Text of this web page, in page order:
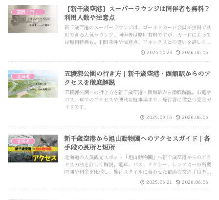
【新千歳空港】スーパーラウンジは同伴者も無料？
利用人数や注意点
新千歳空港のスーパーラウンジは、ゴールドカード会員が無料で利
用できる人気ラウンジ。同伴者は原則有料ですが、カードによって
は無料特典も。利用条件や注意点、アネックスとの違いを詳しく解
2025.10.23 2026.06.06
北海道
五稜郭公園の行き方｜新千歳空港・函館駅からのア
クセスを徹底解説
五稜郭公園への行き方を新千歳空港・函館駅から徹底解説。市電や
バス、車でのアクセスや便利な駐車場まで、旅行客に役立つ完全ガ
イドです。
2025.09.16 2026.06.06
北海道
新千歳空港から旭山動物園へのアクセスガイド｜各
手段の長所と短所
北海道の人気観光スポット「旭山動物園」へ新千歳空港からのアク
セス方法を詳しく解説。電車、バス、タクシー、レンタカーの所要
時間や料金を比較し、旅行スタイルに合わせた最適な交通手段を紹
2025.06.21 2026.06.06